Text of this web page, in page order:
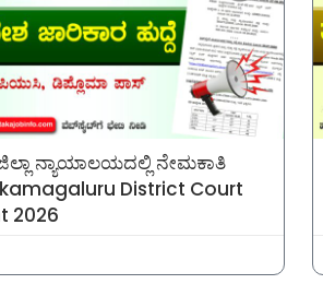
ನ್ಯಾಯಾಲಯದಲ್ಲಿ ನೇಮಕಾತಿ
District Court
2026